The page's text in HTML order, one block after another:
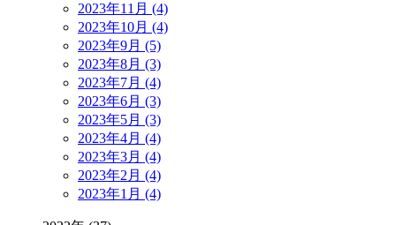
2023年11月 (4)
2023年10月 (4)
2023年9月 (5)
2023年8月 (3)
2023年7月 (4)
2023年6月 (3)
2023年5月 (3)
2023年4月 (4)
2023年3月 (4)
2023年2月 (4)
2023年1月 (4)